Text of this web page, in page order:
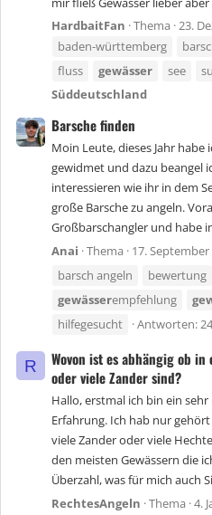
HardbaitFan Thema 23.
baden-württemberg
fluss
gewässer see
Süddeutschland
Barsche finden
Moin Leute, dieses Jahr habe
gewidmet und dazu beangel
interessieren wie ihr in dem
große Barsche zu angeln.
Großbarschangler und habe
Anai Thema 17. September
barsch angeln
bewertung
gewässerempfehlung
hilfegesucht
Antworten: 24
R
Wovon ist es abhängig ob in
oder viele Zander sind?
Hallo, erstmal ich bin ein
Erfahrung. Ich hab nur
viele Zander oder viele
den meisten Gewässern die
Überzahl, was für mich auch
RechtesAngeln Thema 4.